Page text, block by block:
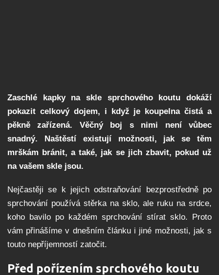
Zaschlé kapky na skle sprchového koutu dokáží
pokazit celkový dojem, i když je koupelna čistá a
pěkně zařízená. Věčný boj s nimi není vůbec
snadný. Naštěstí existují možnosti, jak se těm
mrškám bránit, a také, jak se jich zbavit, pokud už
na vašem skle jsou.
Nejčastěji se k jejich odstraňování bezprostředně po
sprchování používá stěrka na sklo, ale ruku na srdce,
koho bavilo po každém sprchování stírat sklo. Proto
vám přinášíme v dnešním článku i jiné možnosti, jak s
touto nepříjemností zatočit.
Před pořízením sprchového koutu